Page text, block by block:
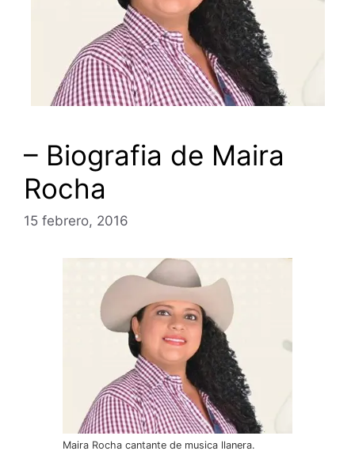
– Biografia de Maira
Rocha
15 febrero, 2016
Maira Rocha cantante de musica llanera.